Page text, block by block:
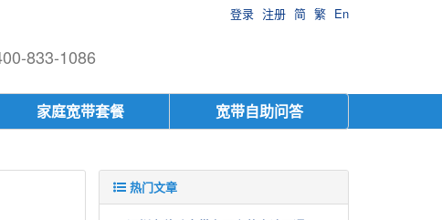
登录 注册 简 繁 En
833-1086
家庭宽带套餐 宽带自助问答
热门文章